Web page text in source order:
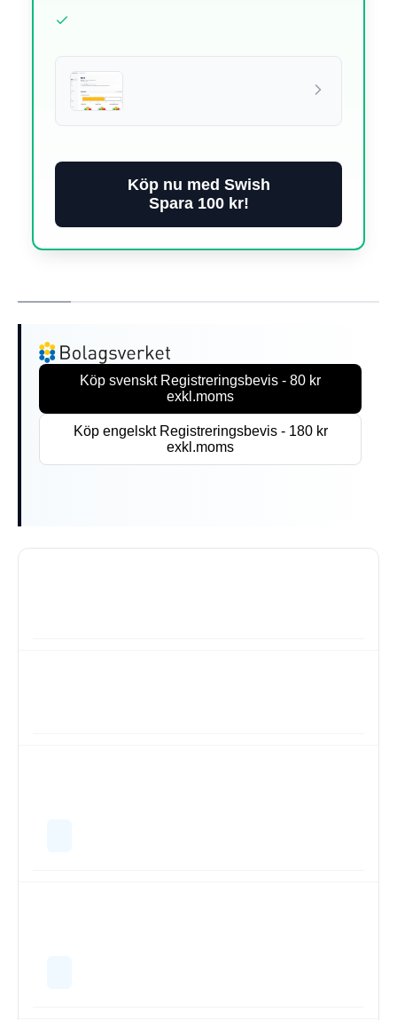
Köp nu med Swish
Spara 100 kr!
Köp svenskt Registreringsbevis - 80 kr
exkl.moms
Köp engelskt Registreringsbevis - 180 kr
exkl.moms